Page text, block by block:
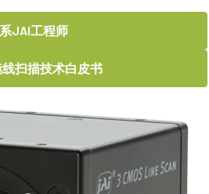
JAI工程师
扫描技术白皮书